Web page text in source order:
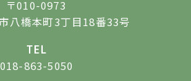
〒010-0973
八橋本町3丁目18番33号
TEL
018-863-5050